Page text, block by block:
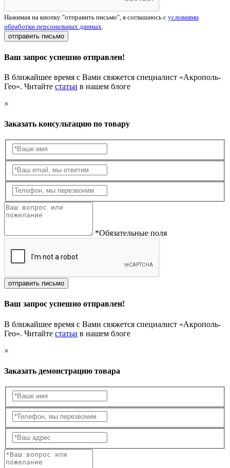
Нажимая на кнопку "отправить письмо", я соглашаюсь с условиями
обработки персональных данных.
отправить письмо
Ваш запрос успешно отправлен!
В ближайшее время с Вами свяжется специалист «Акрополь-
Гео». Читайте статьи в нашем блоге
×
Заказать консультацию по товару
*Обязательные поля
отправить письмо
Ваш запрос успешно отправлен!
В ближайшее время с Вами свяжется специалист «Акрополь-
Гео». Читайте статьи в нашем блоге
×
Заказать демонстрацию товара